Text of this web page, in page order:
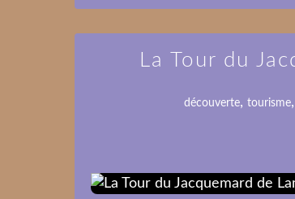
La Tour du
découverte, tourisme,